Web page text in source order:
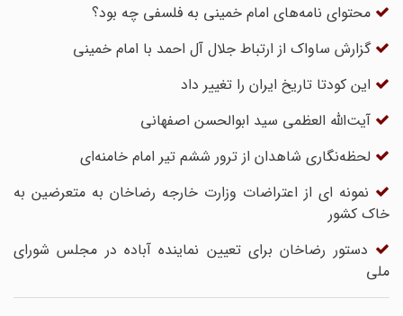
محتوای نامه‌های امام خمینی به فلسفی چه بود؟
گزارش ساواک از ارتباط جلال آل احمد با امام خمینی
این کودتا تاریخ ایران را تغییر داد
آیت‌اللّه العظمی سید ابوالحسن اصفهانی
لحظه‌نگاری شاهدان از ترور ششم تیر امام خامنه‌ای
نمونه ای از اعتراضات وزارت خارجه رضاخان به متعرضین به
خاک کشور
دستور رضاخان برای تعیین نماینده آباده در مجلس شورای
ملی